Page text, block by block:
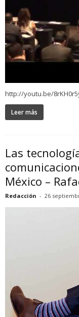
http://youtu.be/
Leer más
Las
México –
Redacción - 26